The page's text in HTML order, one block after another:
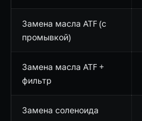
Замена масла ATF (с
промывкой)
Замена масла ATF +
фильтр
Замена соленоида